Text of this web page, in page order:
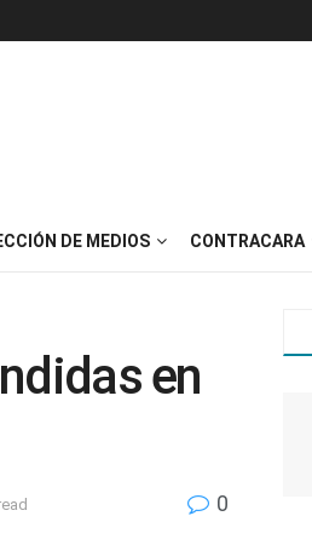
DE MEDIOS CONTRACARA
en
0